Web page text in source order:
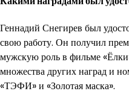
Геннадий Снегирев был
свою работу. Он получил
мужскую роль в фильме
множества других наград и
«ТЭФИ» и «Золотая маска».